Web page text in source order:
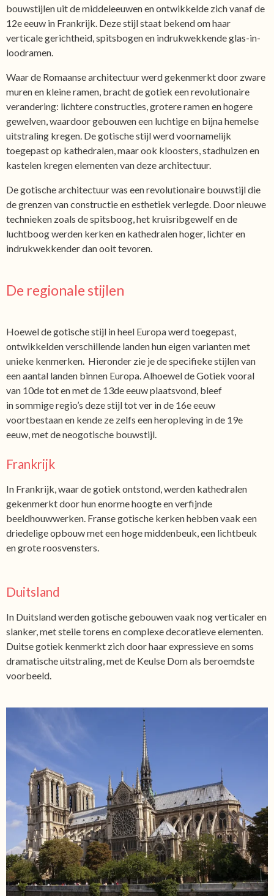
bouwstijlen uit de middeleeuwen en ontwikkelde zich vanaf de
12e eeuw in Frankrijk. Deze stijl staat bekend om haar
verticale gerichtheid, spitsbogen en indrukwekkende glas-in-
loodramen.
Waar de Romaanse architectuur werd gekenmerkt door zware
muren en kleine ramen, bracht de gotiek een revolutionaire
verandering: lichtere constructies, grotere ramen en hogere
gewelven, waardoor gebouwen een luchtige en bijna hemelse
uitstraling kregen. De gotische stijl werd voornamelijk
toegepast op kathedralen, maar ook kloosters, stadhuizen en
kastelen kregen elementen van deze architectuur.
De gotische architectuur was een revolutionaire bouwstijl die
de grenzen van constructie en esthetiek verlegde. Door nieuwe
technieken zoals de spitsboog, het kruisribgewelf en de
luchtboog werden kerken en kathedralen hoger, lichter en
indrukwekkender dan ooit tevoren.
De regionale stijlen
Hoewel de gotische stijl in heel Europa werd toegepast,
ontwikkelden verschillende landen hun eigen varianten met
unieke kenmerken. Hieronder zie je de specifieke stijlen van
een aantal landen binnen Europa. Alhoewel de Gotiek vooral
van 10de tot en met de 13de eeuw plaatsvond, bleef
in sommige regio’s deze stijl tot ver in de 16e eeuw
voortbestaan en kende ze zelfs een heropleving in de 19e
eeuw, met de neogotische bouwstijl.
Frankrijk
In Frankrijk, waar de gotiek ontstond, werden kathedralen
gekenmerkt door hun enorme hoogte en verfijnde
beeldhouwwerken. Franse gotische kerken hebben vaak een
driedelige opbouw met een hoge middenbeuk, een lichtbeuk
en grote roosvensters.
Duitsland
In Duitsland werden gotische gebouwen vaak nog verticaler en
slanker, met steile torens en complexe decoratieve elementen.
Duitse gotiek kenmerkt zich door haar expressieve en soms
dramatische uitstraling, met de Keulse Dom als beroemdste
voorbeeld.